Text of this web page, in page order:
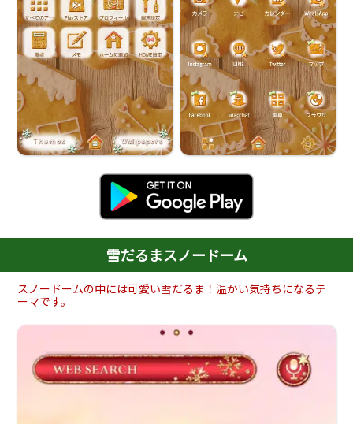
雪だるまスノードーム
スノードームの中には可愛い雪だるま！温かい気持ちになるテ
ーマです。